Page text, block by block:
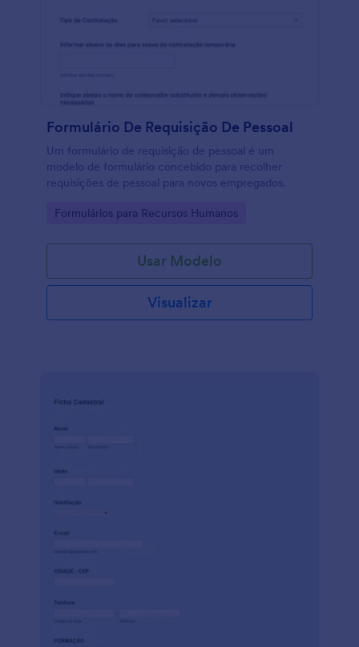
Formulário De Requisição De Pessoal
Um formulário de requisição de pessoal é um
modelo de formulário concebido para recolher
requisições de pessoal para novos empregados.
Go to Category:
Formulários para Recursos Humanos
Usar Modelo
Visualizar